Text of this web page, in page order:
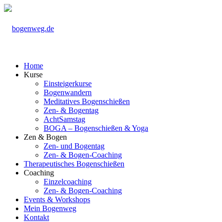
Home
Kurse
Einsteigerkurse
Bogenwandern
Meditatives Bogenschießen
Zen- & Bogentag
AchtSamstag
BOGA – Bogenschießen & Yoga
Zen & Bogen
Zen- und Bogentag
Zen- & Bogen-Coaching
Therapeutisches Bogenschießen
Coaching
Einzelcoaching
Zen- & Bogen-Coaching
Events & Workshops
Mein Bogenweg
Kontakt